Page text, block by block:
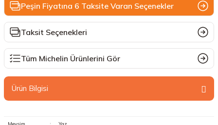
Peşin Fiyatına 6 Taksite Varan Seçenekler
Taksit Seçenekleri
Tüm Michelin Ürünlerini Gör
Ürün Bilgisi